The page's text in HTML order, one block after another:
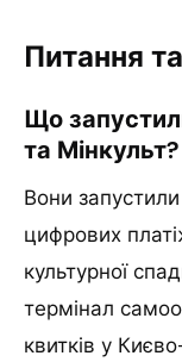
Питання
Що
та Мінкульт?
Вони
цифрових
культурної
термінал
квитків у